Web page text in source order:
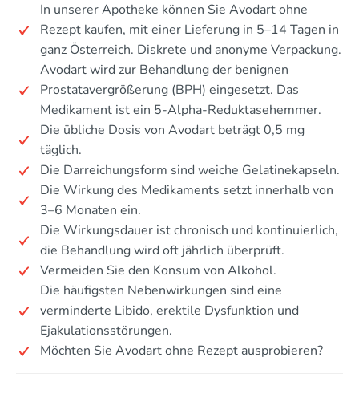
In unserer Apotheke können Sie Avodart ohne
Rezept kaufen, mit einer Lieferung in 5–14 Tagen in
ganz Österreich. Diskrete und anonyme Verpackung.
Avodart wird zur Behandlung der benignen
Prostatavergrößerung (BPH) eingesetzt. Das
Medikament ist ein 5-Alpha-Reduktasehemmer.
Die übliche Dosis von Avodart beträgt 0,5 mg
täglich.
Die Darreichungsform sind weiche Gelatinekapseln.
Die Wirkung des Medikaments setzt innerhalb von
3–6 Monaten ein.
Die Wirkungsdauer ist chronisch und kontinuierlich,
die Behandlung wird oft jährlich überprüft.
Vermeiden Sie den Konsum von Alkohol.
Die häufigsten Nebenwirkungen sind eine
verminderte Libido, erektile Dysfunktion und
Ejakulationsstörungen.
Möchten Sie Avodart ohne Rezept ausprobieren?